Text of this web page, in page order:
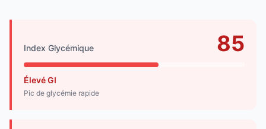
Index Glycémique 85
Élevé GI
Pic de glycémie rapide